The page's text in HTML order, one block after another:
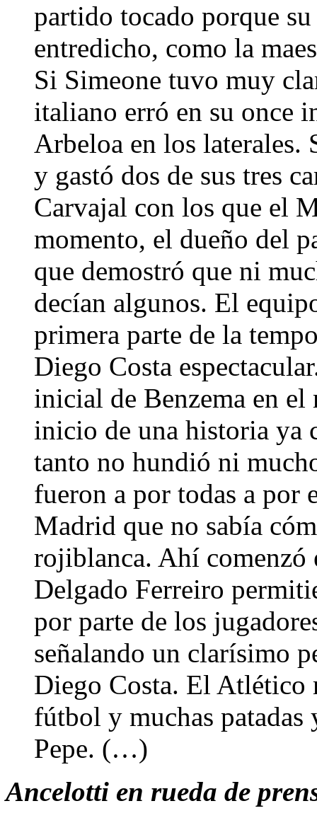
partido tocado porque
entredicho, como la
Si Simeone tuvo muy
italiano erró en su once
Arbeloa en los laterales.
y gastó dos de sus tres
Carvajal con los que el
momento, el dueño del
que demostró que ni
decían algunos. El
primera parte de la
Diego Costa
inicial de Benzema en el
inicio de una historia ya
tanto no hundió ni
fueron a por todas a por
Madrid que no sabía
rojiblanca. Ahí comenzó
Delgado Ferreiro
por parte de los
señalando un clarísimo
Diego Costa. El Atlético
fútbol y muchas patadas
Pepe. (…)
Ancelotti en rueda de